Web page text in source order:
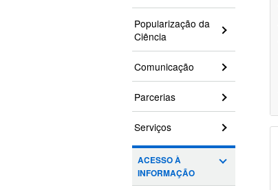
Popularização da
Ciência
Comunicação
Parcerias
Serviços
ACESSO À
INFORMAÇÃO